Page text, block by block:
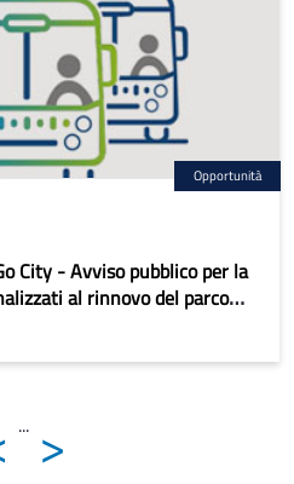
Opportunità
City - Avviso pubblico per la
al rinnovo del parco
... >